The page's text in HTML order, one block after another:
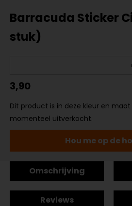
Barracuda Sticker
stuk)
3,90
Dit product is in deze kleur en
momenteel uitverkocht.
Hou me op de
Omschrijving
Reviews